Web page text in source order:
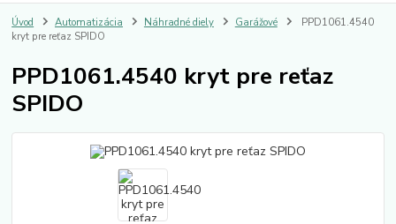
Úvod Automatizácia Náhradné diely Garážové
PPD1061.4540
kryt pre reťaz SPIDO
PPD1061.4540 kryt pre reťaz
SPIDO